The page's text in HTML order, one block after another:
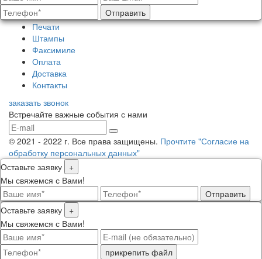
Отправить
Печати
Штампы
Факсимиле
Оплата
Доставка
Контакты
заказать звонок
Встречайте важные события с нами
© 2021 - 2022 г. Все права защищены. Прочтите "Согласие на
обработку персональных данных"
Оставьте заявку
+
Мы свяжемся с Вами!
Отправить
Оставьте заявку
+
Мы свяжемся с Вами!
прикрепить файл